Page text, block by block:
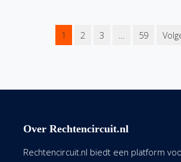
1 2 3 … 59
Over Rechtencircuit.nl
Rechtencircuit.nl biedt een platform